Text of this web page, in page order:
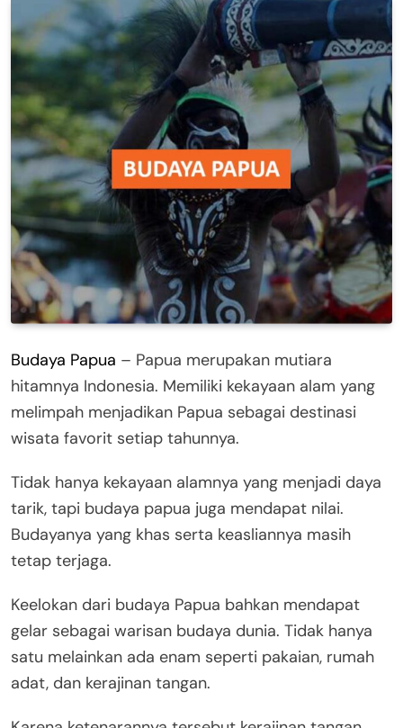
Budaya Papua – Papua merupakan mutiara
hitamnya Indonesia. Memiliki kekayaan alam yang
melimpah menjadikan Papua sebagai destinasi
wisata favorit setiap tahunnya.
Tidak hanya kekayaan alamnya yang menjadi daya
tarik, tapi budaya papua juga mendapat nilai.
Budayanya yang khas serta keasliannya masih
tetap terjaga.
Keelokan dari budaya Papua bahkan mendapat
gelar sebagai warisan budaya dunia. Tidak hanya
satu melainkan ada enam seperti pakaian, rumah
adat, dan kerajinan tangan.